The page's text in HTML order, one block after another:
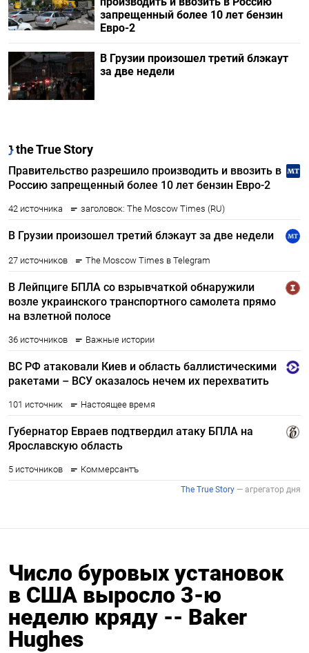
запрещенный более 10 лет бензин
Евро-2
В Грузии произошел третий блэкаут
за две недели
Число буровых установок
в США выросло 3-ю
неделю кряду -- Baker
Hughes